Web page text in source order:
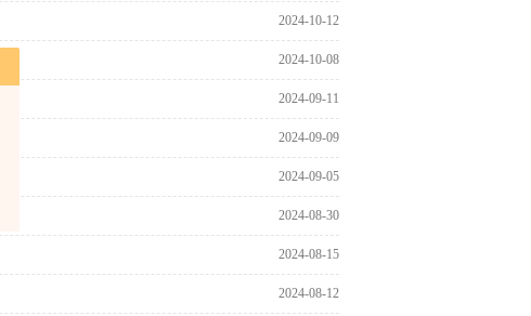
2024-10-12
2024-10-08
2024-09-11
2024-09-09
2024-09-05
2024-08-30
2024-08-15
2024-08-12